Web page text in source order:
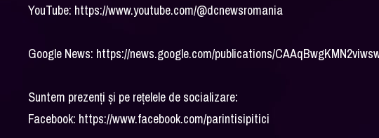
YouTube: https://www.youtube.com/@dcnewsromania
Google News: https://news.google.com/publications/
Suntem prezenți și pe rețelele de socializare:
Facebook: https://www.facebook.com/parintisipitici